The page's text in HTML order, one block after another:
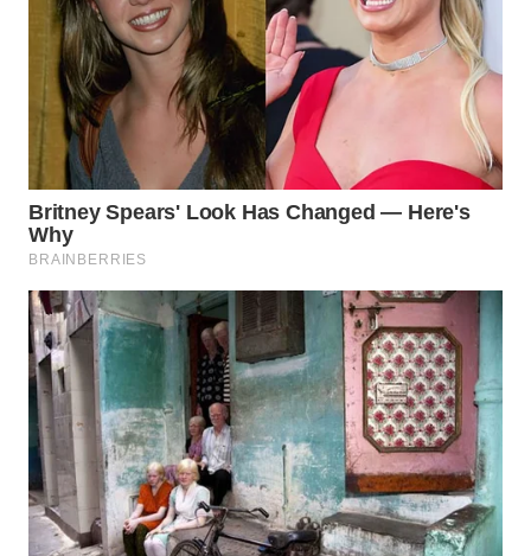
WN
SUMEDANG
WN
CIANJUR
WN
KEPULAUAN
SERIBU
WN
TANGERANG
WN
BINJAI
WN
CIREBON